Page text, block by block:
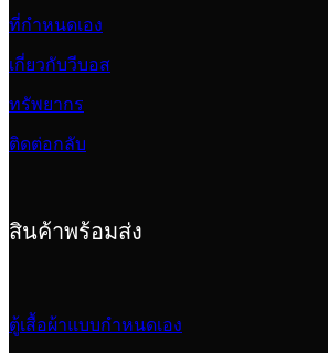
ที่กำหนดเอง
เกี่ยวกับวีบอส
ทรัพยากร
ติดต่อกลับ
สินค้าพร้อมส่ง
ตู้เสื้อผ้าแบบกำหนดเอง